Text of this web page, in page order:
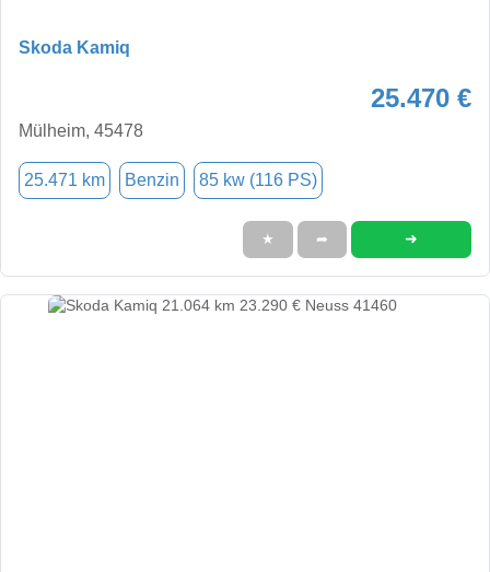
Skoda Kamiq
25.470 €
Mülheim, 45478
25.471 km Benzin 85 kw (116 PS)
★ ➦ ➜